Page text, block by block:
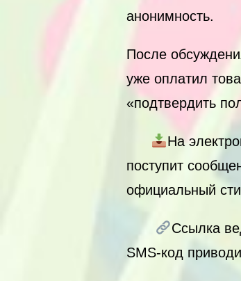
анонимность.
После
уже оплатил
«подтвердить
На
поступит
официальный
Ссылка
SMS-код